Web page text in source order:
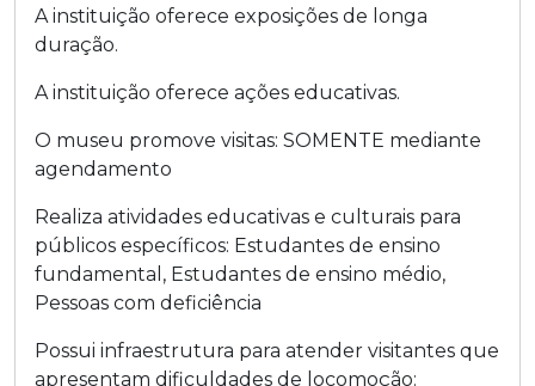
A instituição oferece exposições de longa
duração.
A instituição oferece ações educativas.
O museu promove visitas: SOMENTE mediante
agendamento
Realiza atividades educativas e culturais para
públicos específicos: Estudantes de ensino
fundamental , Estudantes de ensino médio,
Pessoas com deficiência
Possui infraestrutura para atender visitantes que
apresentam dificuldades de locomoção: